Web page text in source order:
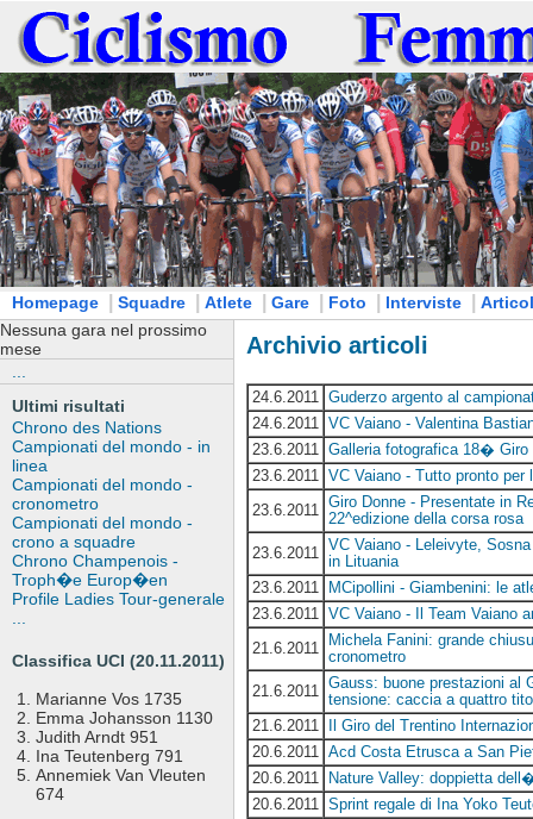
Homepage Squadre Atlete Gare Foto Interviste
Nessuna gara nel prossimo
mese
Ultimi risultati
Chrono des Nations
Campionati del mondo - in
linea
Campionati del mondo -
cronometro
Campionati del mondo -
crono a squadre
Chrono Champenois -
Troph�e Europ�en
Profile Ladies Tour-generale
Classifica UCI (20.11.2011)
Marianne Vos 1735
Emma Johansson 1130
Judith Arndt 951
Ina Teutenberg 791
Annemiek Van Vleuten
674
Archivio articoli
24.6.2011 Guderzo argento al
24.6.2011 VC Vaiano - Valentina
23.6.2011 Galleria fotografica 18� Giro
23.6.2011 VC Vaiano - Tutto pronto
23.6.2011 Giro Donne - Presentate in
22^edizione della corsa rosa
23.6.2011 VC Vaiano - Leleivyte,
in Lituania
23.6.2011
MCipollini - Giambenini: le
23.6.2011 VC Vaiano - Il Team Vaiano
21.6.2011
Michela Fanini: grande
cronometro
21.6.2011 Gauss: buone prestazioni al
tensione: caccia a quattro
21.6.2011
Il Giro del Trentino
20.6.2011 Acd Costa Etrusca a San
20.6.2011
Nature Valley: doppietta
20.6.2011 Sprint regale di Ina Yoko